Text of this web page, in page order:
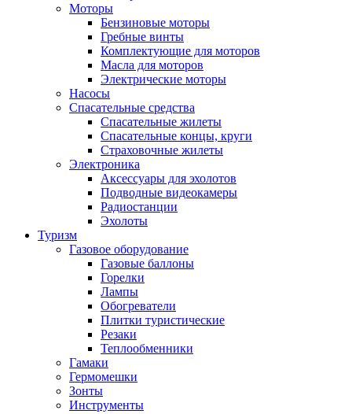
Моторы
Бензиновые моторы
Гребные винты
Комплектующие для моторов
Масла для моторов
Электрические моторы
Насосы
Спасательные средства
Спасательные жилеты
Спасательные концы, круги
Страховочные жилеты
Электроника
Аксессуары для эхолотов
Подводные видеокамеры
Радиостанции
Эхолоты
Туризм
Газовое оборудование
Газовые баллоны
Горелки
Лампы
Обогреватели
Плитки туристические
Резаки
Теплообменники
Гамаки
Гермомешки
Зонты
Инструменты